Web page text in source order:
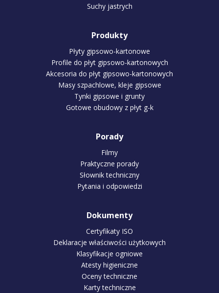
Suchy jastrych
Produkty
Płyty gipsowo-kartonowe
Profile do płyt gipsowo-kartonowych
Akcesoria do płyt gipsowo-kartonowych
Masy szpachlowe, kleje gipsowe
Tynki gipsowe i grunty
Gotowe obudowy z płyt g-k
Porady
Filmy
Praktyczne porady
Słownik techniczny
Pytania i odpowiedzi
Dokumenty
Certyfikaty ISO
Deklaracje właściwości użytkowych
Klasyfikacje ogniowe
Atesty higieniczne
Oceny techniczne
Karty techniczne